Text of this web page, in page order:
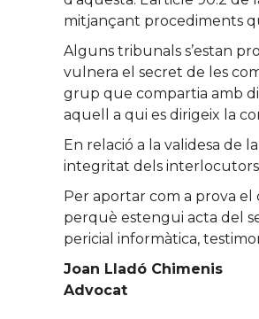
mitjançant procediments
Alguns tribunals s’estan
vulnera el secret de les
grup que compartia amb
aquell a qui es dirigeix la
En relació a la validesa de
integritat dels
Per aportar com a prova el
perquè estengui acta del
pericial informàtica,
Joan Lladó Chimenis
Advocat